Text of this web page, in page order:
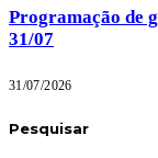
Programação de
31/07
31/07/2026
Pesquisar